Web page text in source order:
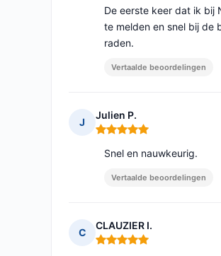
De eerste keer dat ik bij
te melden en snel bij de
raden.
Vertaalde beoordelingen
J
Julien P.
Opmerking: 5 van 5
Snel en nauwkeurig.
Vertaalde beoordelingen
C
CLAUZIER I.
Opmerking: 5 van 5